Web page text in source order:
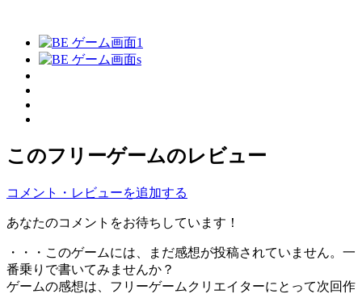
このフリーゲームのレビュー
コメント・レビューを追加する
あなたのコメントをお待ちしています！
・・・このゲームには、まだ感想が投稿されていません。一
番乗りで書いてみませんか？
ゲームの感想は、フリーゲームクリエイターにとって次回作